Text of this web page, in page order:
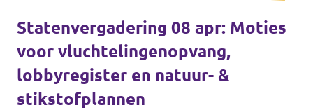
Statenvergadering 08 apr: Moties
voor vluchtelingenopvang,
lobbyregister en natuur- &
stikstofplannen